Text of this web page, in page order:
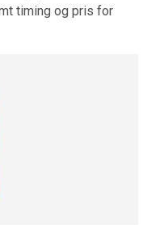
timing og pris for